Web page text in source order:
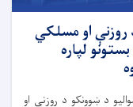
او مسلکي
۳۵۴ کادري بستونو لپاره
د ښوونکو د روزنې او